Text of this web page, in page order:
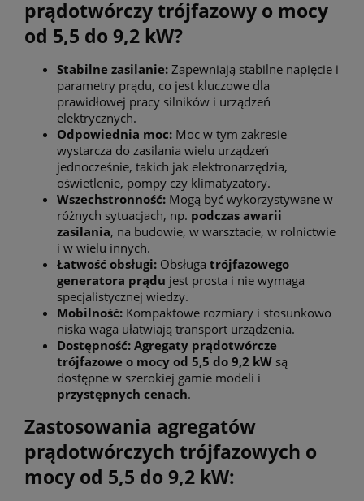
prądotwórczy trójfazowy o mocy
od 5,5 do 9,2 kW?
Stabilne zasilanie: Zapewniają stabilne napięcie i
parametry prądu, co jest kluczowe dla
prawidłowej pracy silników i urządzeń
elektrycznych.
Odpowiednia moc: Moc w tym zakresie
wystarcza do zasilania wielu urządzeń
jednocześnie, takich jak elektronarzędzia,
oświetlenie, pompy czy klimatyzatory.
Wszechstronność: Mogą być wykorzystywane w
różnych sytuacjach, np. podczas awarii
zasilania, na budowie, w warsztacie, w rolnictwie
i w wielu innych.
Łatwość obsługi: Obsługa trójfazowego
generatora prądu jest prosta i nie wymaga
specjalistycznej wiedzy.
Mobilność: Kompaktowe rozmiary i stosunkowo
niska waga ułatwiają transport urządzenia.
Dostępność: Agregaty prądotwórcze
trójfazowe o mocy od 5,5 do 9,2 kW są
dostępne w szerokiej gamie modeli i
przystępnych cenach.
Zastosowania agregatów
prądotwórczych trójfazowych o
mocy od 5,5 do 9,2 kW: